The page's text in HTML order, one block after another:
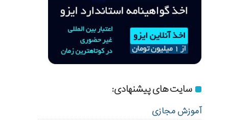
سایت های پیشنهادی:
آموزش مجازی